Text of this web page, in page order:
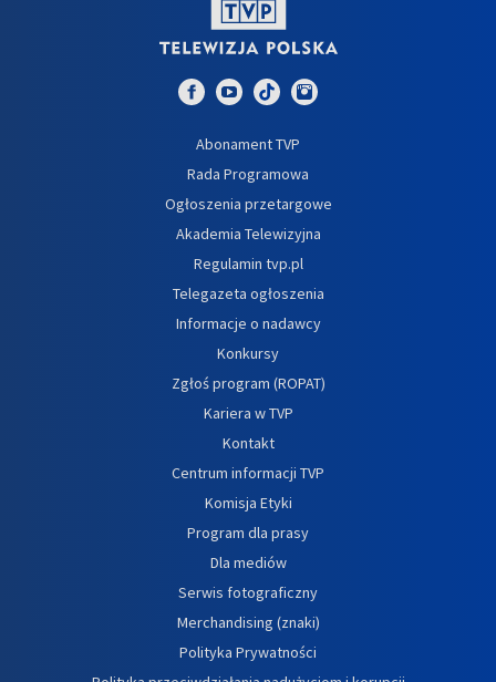
Abonament TVP
Rada Programowa
Ogłoszenia przetargowe
Akademia Telewizyjna
Regulamin tvp.pl
Telegazeta ogłoszenia
Informacje o nadawcy
Konkursy
Zgłoś program (ROPAT)
Kariera w TVP
Kontakt
Centrum informacji TVP
Komisja Etyki
Program dla prasy
Dla mediów
Serwis fotograficzny
Merchandising (znaki)
Polityka Prywatności